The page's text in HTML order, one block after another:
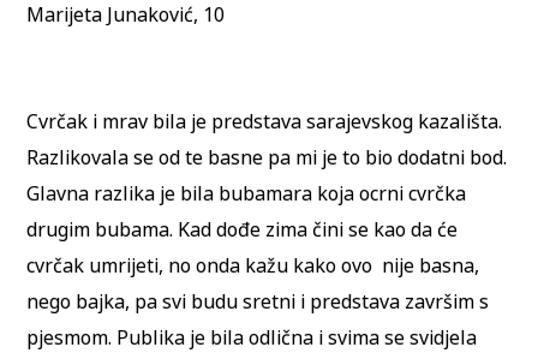
Marijeta Junaković, 10
Cvrčak i mrav bila je predstava sarajevskog kazališta.
Razlikovala se od te basne pa mi je to bio dodatni bod.
Glavna razlika je bila bubamara koja ocrni cvrčka
drugim bubama. Kad dođe zima čini se kao da će
cvrčak umrijeti, no onda kažu kako ovo nije basna,
nego bajka, pa svi budu sretni i predstava završim s
pjesmom. Publika je bila odlična i svima se svidjela